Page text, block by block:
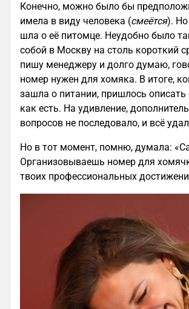
Конечно, можно было бы
имела в виду человека (смеётся). Но
шла о её питомце. Неудобно было
собой в Москву на столь короткий
пишу менеджеру и долго думаю,
номер нужен для хомяка. В итоге,
зашла о питании, пришлось описать
как есть. На удивление,
вопросов не последовало, и всё
Но в тот момент, помню, думала:
Организовываешь номер для
твоих профессиональных